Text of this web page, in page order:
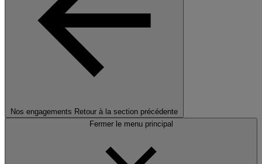
Nos engagements Retour à la section précédente
Fermer le menu principal